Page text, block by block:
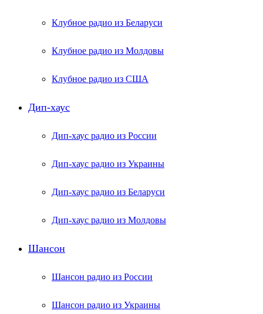
Клубное радио из Беларуси
Клубное радио из Молдовы
Клубное радио из США
Дип-хаус
Дип-хаус радио из России
Дип-хаус радио из Украины
Дип-хаус радио из Беларуси
Дип-хаус радио из Молдовы
Шансон
Шансон радио из России
Шансон радио из Украины